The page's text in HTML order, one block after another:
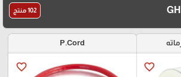
102 منتج
favorite_border
P.Cord
favorite_border